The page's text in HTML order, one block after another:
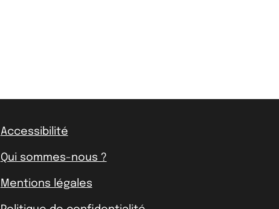
Accessibilité
Qui sommes-nous ?
Mentions légales